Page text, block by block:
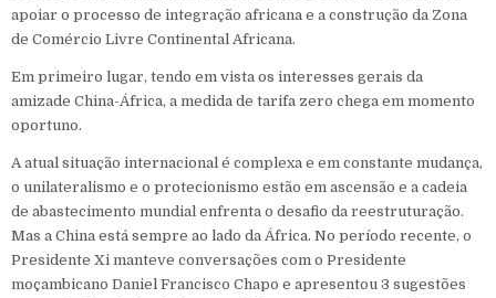
apoiar o processo de integração africana e a construção da Zona
de Comércio Livre Continental Africana.
Em primeiro lugar, tendo em vista os interesses gerais da
amizade China-África, a medida de tarifa zero chega em momento
oportuno.
A atual situação internacional é complexa e em constante mudança,
o unilateralismo e o protecionismo estão em ascensão e a cadeia
de abastecimento mundial enfrenta o desafio da reestruturação.
Mas a China está sempre ao lado da África. No período recente, o
Presidente Xi manteve conversações com o Presidente
moçambicano Daniel Francisco Chapo e apresentou 3 sugestões